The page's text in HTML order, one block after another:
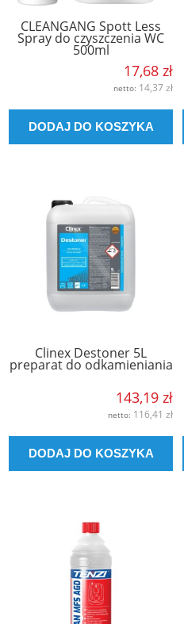
CLEANGANG Spott Less
Spray do czyszczenia WC
500ml
17,68 zł
netto: 14,37 zł
DODAJ DO KOSZYKA
Clinex Destoner 5L
preparat do odkamieniania
143,19 zł
netto: 116,41 zł
DODAJ DO KOSZYKA